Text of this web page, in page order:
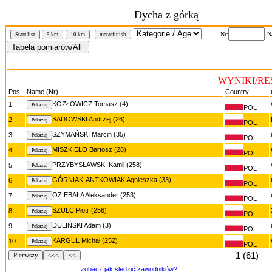
Dycha z górką
Start list 5 km 10 km meta/finish Nr:
WYNIKI/
Pos Name (Nr) Country
1
KOZŁOWICZ Tomasz (4) POL
2 SADOWSKI Andrzej (26) POL
3 SZYMAŃSKI Marcin (35) POL
4 MISZKIEŁO Bartosz (28) POL
5 PRZYBYSŁAWSKI Kamil (258) POL
6 GÓRNIAK-ANTKOWIAK Agnieszka (33) POL
7 OZIĘBAŁA Aleksander (253) POL
8 SZULC Piotr (256) POL
9 DULIŃSKI Adam (3) POL
10 KARGUL Michał (252) POL
Pierwszy <<< << 1 (61)
zobacz jak śledzić zawodników?